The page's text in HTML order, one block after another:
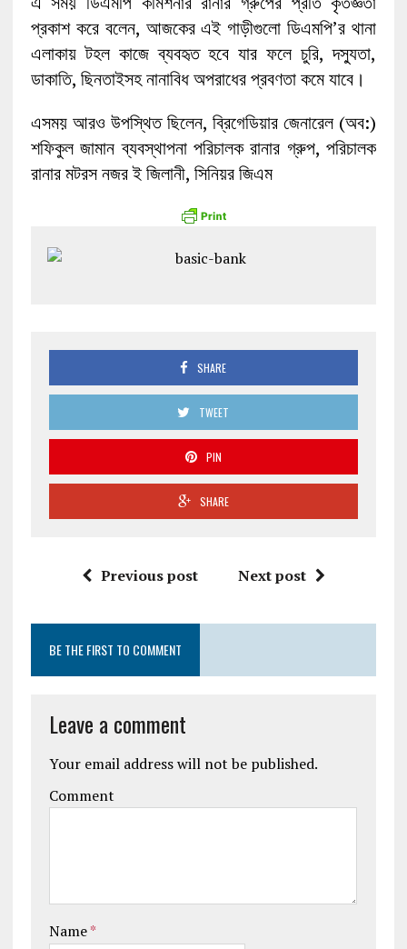
প্রকাশ করে বলেন, আজকের এই গাড়ীগুলো ডিএমপি’র থানা
এলাকায় টহল কাজে ব্যবহৃত হবে যার ফলে চুরি, দস্যুতা,
ডাকাতি, ছিনতাইসহ নানাবিধ অপরাধের প্রবণতা কমে যাবে।
এসময় আরও উপস্থিত ছিলেন, ব্রিগেডিয়ার জেনারেল (অব:)
শফিকুল জামান ব্যবস্থাপনা পরিচালক রানার গ্রুপ, পরিচালক
রানার মটরস নজর ই জিলানী, সিনিয়র জিএম
SHARE
TWEET
PIN
SHARE
Previous post Next post
BE THE FIRST TO COMMENT
Leave a comment
Your email address will not be published.
Comment
Name*